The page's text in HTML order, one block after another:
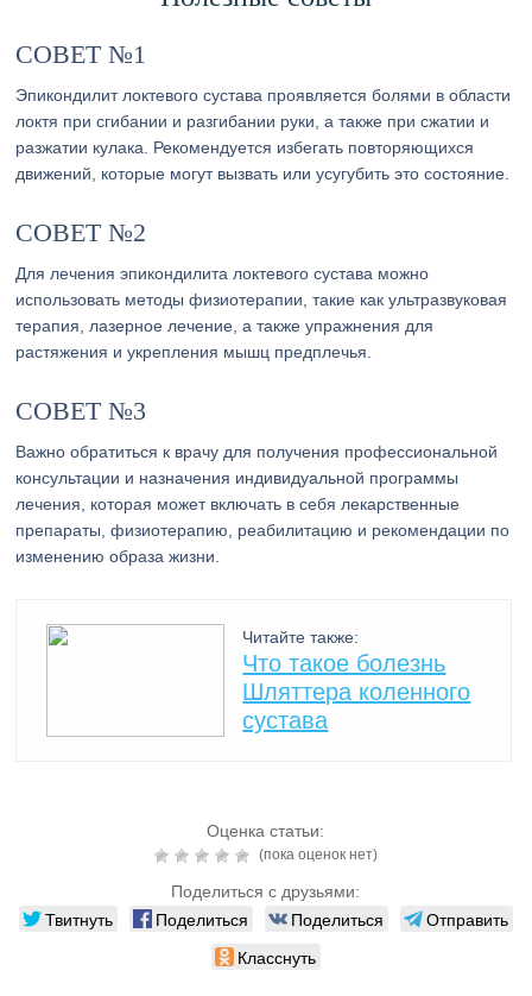
СОВЕТ №1
Эпикондилит локтевого сустава проявляется болями в области
локтя при сгибании и разгибании руки, а также при сжатии и
разжатии кулака. Рекомендуется избегать повторяющихся
движений, которые могут вызвать или усугубить это состояние.
СОВЕТ №2
Для лечения эпикондилита локтевого сустава можно
использовать методы физиотерапии, такие как ультразвуковая
терапия, лазерное лечение, а также упражнения для
растяжения и укрепления мышц предплечья.
СОВЕТ №3
Важно обратиться к врачу для получения профессиональной
консультации и назначения индивидуальной программы
лечения, которая может включать в себя лекарственные
препараты, физиотерапию, реабилитацию и рекомендации по
изменению образа жизни.
Читайте также:
Что такое болезнь
Шляттера коленного
сустава
Оценка статьи:
(пока оценок нет)
Поделиться с друзьями:
Твитнуть Поделиться Поделиться
Отправить
Класснуть